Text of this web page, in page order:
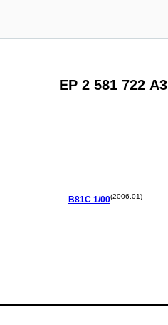
EP 2 581 722 A3
B81C 1/00(2006.01)